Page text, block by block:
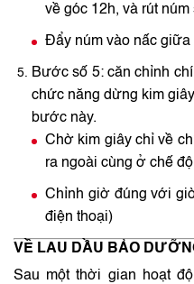
về góc 12h, và rút
Đẩy núm vào nấc
Bước số 5: căn chỉnh
chức năng dừng kim
bước này.
Chờ kim giây chỉ về
ra ngoài cùng ở chế
Chỉnh giờ đúng với
điện thoại)
VỀ LAU DẦU BẢO
Sau một thời gian hoạt